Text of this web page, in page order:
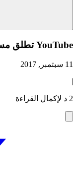
YouTube تطلق مسابقة NextUp لعام 2017
11 سبتمبر, 2017
|
2 د لإكمال القراءة